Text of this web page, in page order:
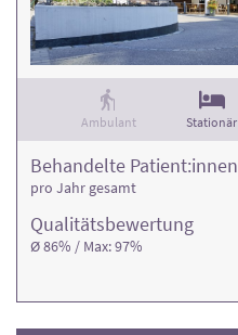
Ambulant Stationär
Qualitäts­bewertung
Ø 86% / Max: 97%
Behandelte Patient:innen
pro Jahr gesamt